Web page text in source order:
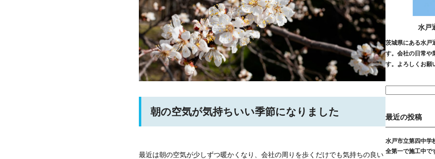
朝の空気が気持ちいい季節になりました
最近は朝の空気が少しずつ暖かくなり、会社の周りを歩くだけでも気持ちの良い
水戸
茨城県にある水戸
す。会社の日常や
す。よろしくお願
最近の投稿
水戸市立第四中学
全第一で施工中で